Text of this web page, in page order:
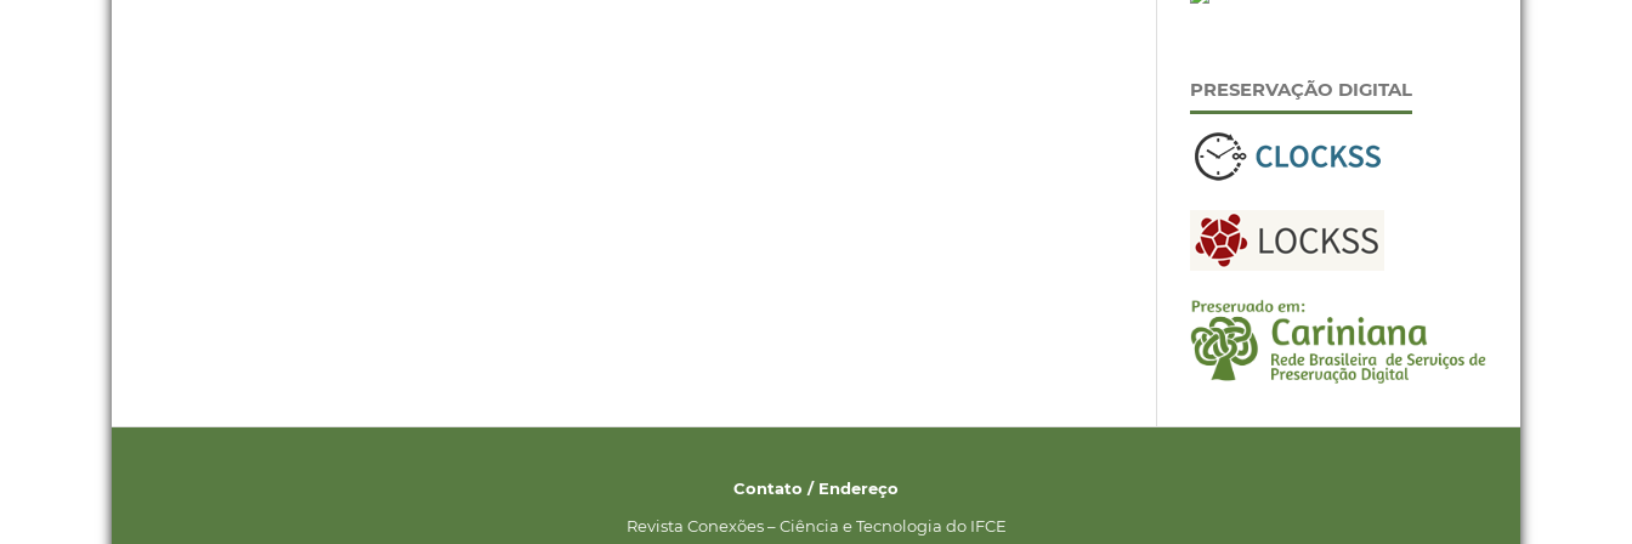
PRESERVAÇÃO DIGITAL
Contato / Endereço
Revista Conexões – Ciência e Tecnologia do IFCE